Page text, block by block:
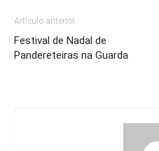
Artículo anterior
Festival de Nadal de
Pandereteiras na Guarda